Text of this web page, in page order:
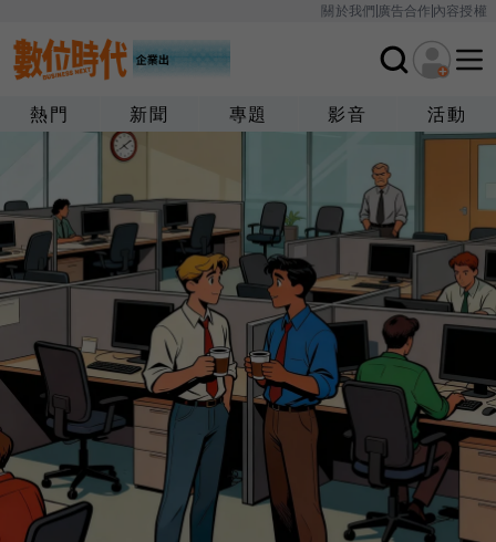
關於我們廣告合作內容授權
熱門 新聞 專題 影音 活動